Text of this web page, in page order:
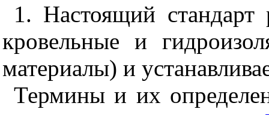
1. Настоящий стандарт
кровельные и
материалы) и
Термины и их